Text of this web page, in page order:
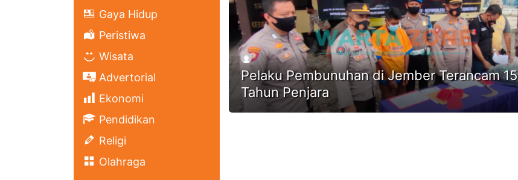
Gaya Hidup
Peristiwa
Wisata
Advertorial
Ekonomi
Pendidikan
Religi
Olahraga
Pelaku Pembunuhan di Jember Terancam 15
Tahun Penjara